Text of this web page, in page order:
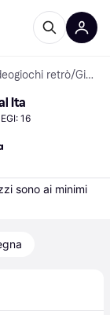
retrò/ Giochi per PlayStation 2
Ita
16
sono ai minimi